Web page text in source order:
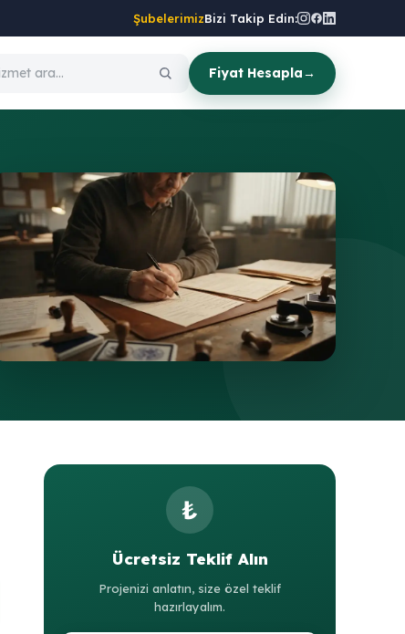
ŞubelerimizBizi Takip Edin:
Fiyat Hesapla→
₺
Ücretsiz Teklif Alın
Projenizi anlatın, size özel teklif
hazırlayalım.